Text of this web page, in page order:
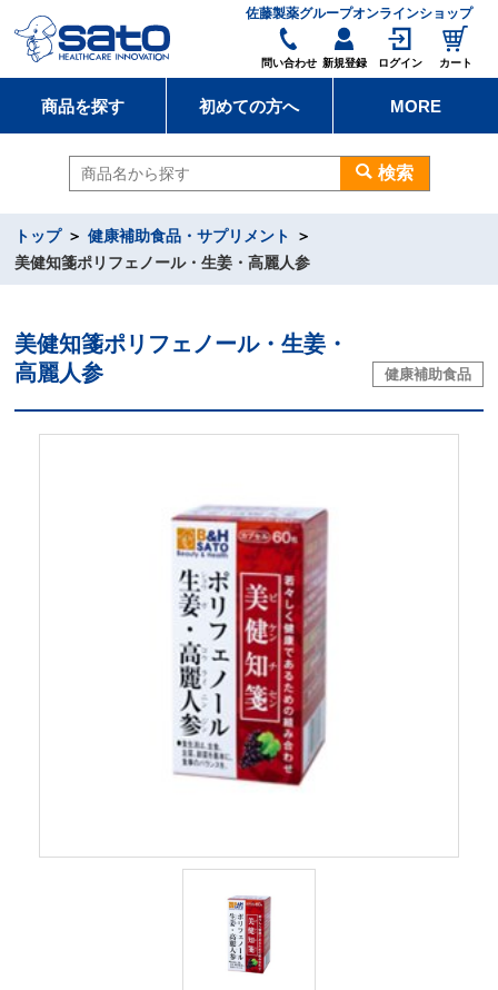
佐藤製薬グループオンラインショップ
問い合わせ 新規登録 ログイン カート
商品を探す 初めての方へ MORE
検索
トップ
健康補助食品・サプリメント
美健知箋ポリフェノール・生姜・高麗人参
美健知箋ポリフェノール・生姜・
高麗人参
健康補助食品